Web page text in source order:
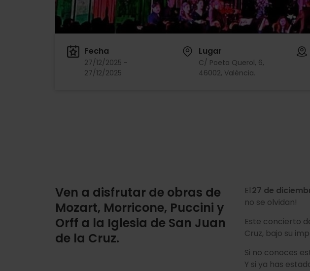
Fecha
27/12/2025 -
27/12/2025
Lugar
C/ Poeta Querol, 6,
46002, València.
Ven a disfrutar de obras de
Mozart, Morricone, Puccini y
Orff a la Iglesia de San Juan
de la Cruz.
El27 de
no se olvidan!
Este concierto
Cruz, bajo su
Si no conoces
Y si ya has